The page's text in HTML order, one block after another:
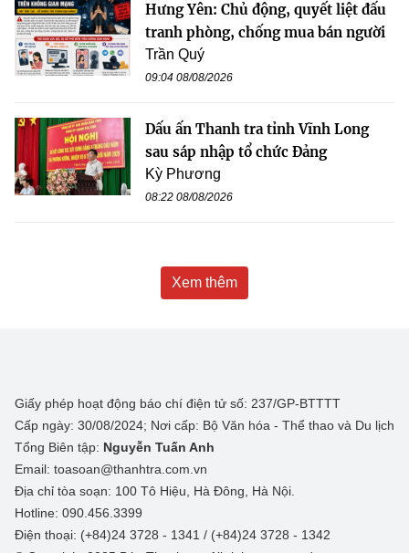
Hưng Yên: Chủ động, quyết liệt đấu
tranh phòng, chống mua bán người
Trần Quý
09:04 08/08/2026
Dấu ấn Thanh tra tỉnh Vĩnh Long
sau sáp nhập tổ chức Đảng
Kỳ Phương
08:22 08/08/2026
Xem thêm
Giấy phép hoạt động báo chí điện tử số: 237/GP-BTTTT
Cấp ngày: 30/08/2024; Nơi cấp: Bộ Văn hóa - Thể thao và Du lịch
Tổng Biên tập: Nguyễn Tuấn Anh
Email: toasoan@thanhtra.com.vn
Địa chỉ tòa soạn: 100 Tô Hiệu, Hà Đông, Hà Nội.
Hotline: 090.456.3399
Điện thoại: (+84)24 3728 - 1341 / (+84)24 3728 - 1342